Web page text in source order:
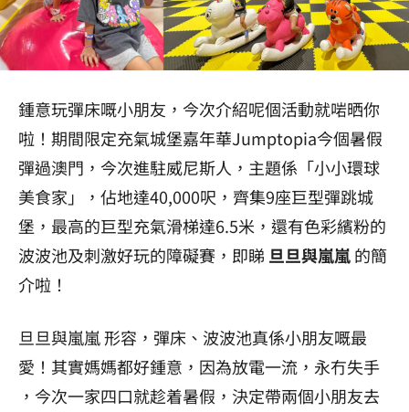
鍾意玩彈床嘅小朋友，今次介紹呢個活動就啱晒你
啦！期間限定充氣城堡嘉年華Jumptopia今個暑假
彈過澳門，今次進駐威尼斯人，主題係「小小環球
美食家」，佔地達40,000呎，齊集9座巨型彈跳城
堡，最高的巨型充氣滑梯達6.5米，還有色彩繽粉的
波波池及刺激好玩的障礙賽，即睇 旦旦與嵐嵐的簡
介啦！
旦旦與嵐嵐 形容，彈床、波波池真係小朋友嘅最
愛！其實媽媽都好鍾意，因為放電一流，永冇失手
，今次一家四口就趁着暑假，決定帶兩個小朋友去